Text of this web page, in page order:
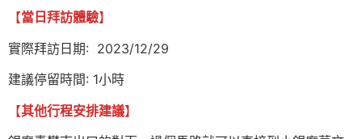
【當日拜訪體驗】
實際拜訪日期: 2023/12/29
建議停留時間: 1小時
【其他行程安排建議】